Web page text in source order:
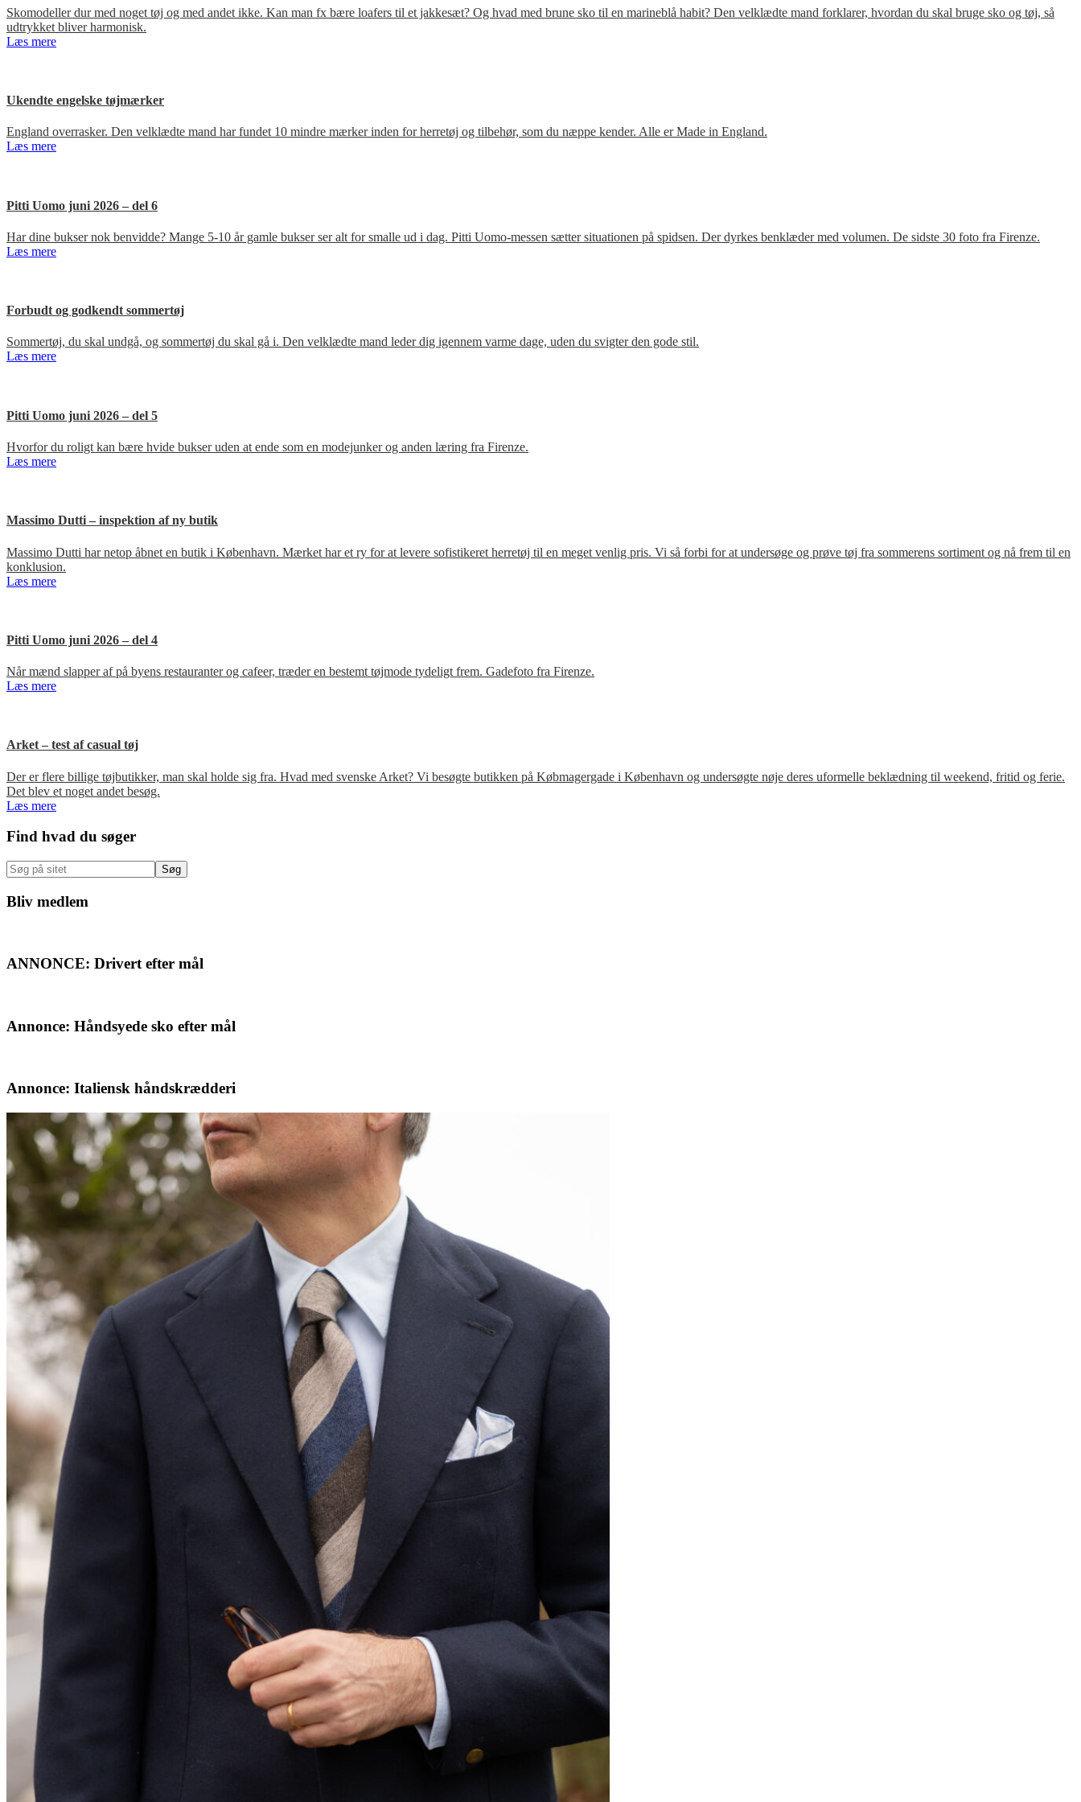
Skomodeller dur med noget tøj og med andet ikke. Kan man fx bære loafers til et jakkesæt? Og hvad med brune sko til en marineblå habit? Den velklædte mand forklarer, hvordan du skal bruge sko og tøj, så
udtrykket bliver harmonisk.
Læs mere
Ukendte engelske tøjmærker
England overrasker. Den velklædte mand har fundet 10 mindre mærker inden for herretøj og tilbehør, som du næppe kender. Alle er Made in England.
Læs mere
Pitti Uomo juni 2026 – del 6
Har dine bukser nok benvidde? Mange 5-10 år gamle bukser ser alt for smalle ud i dag. Pitti Uomo-messen sætter situationen på spidsen. Der dyrkes benklæder med volumen. De sidste 30 foto fra Firenze.
Læs mere
Forbudt og godkendt sommertøj
Sommertøj, du skal undgå, og sommertøj du skal gå i. Den velklædte mand leder dig igennem varme dage, uden du svigter den gode stil.
Læs mere
Pitti Uomo juni 2026 – del 5
Hvorfor du roligt kan bære hvide bukser uden at ende som en modejunker og anden læring fra Firenze.
Læs mere
Massimo Dutti – inspektion af ny butik
Massimo Dutti har netop åbnet en butik i København. Mærket har et ry for at levere sofistikeret herretøj til en meget venlig pris. Vi så forbi for at undersøge og prøve tøj fra sommerens sortiment og nå frem til en
konklusion.
Læs mere
Pitti Uomo juni 2026 – del 4
Når mænd slapper af på byens restauranter og cafeer, træder en bestemt tøjmode tydeligt frem. Gadefoto fra Firenze.
Læs mere
Arket – test af casual tøj
Der er flere billige tøjbutikker, man skal holde sig fra. Hvad med svenske Arket? Vi besøgte butikken på Købmagergade i København og undersøgte nøje deres uformelle beklædning til weekend, fritid og ferie.
Det blev et noget andet besøg.
Læs mere
Primær
Sidebar
Find hvad du søger
Søg
på
sitet
Bliv medlem
ANNONCE: Drivert efter mål
Annonce: Håndsyede sko efter mål
Annonce: Italiensk håndskrædderi